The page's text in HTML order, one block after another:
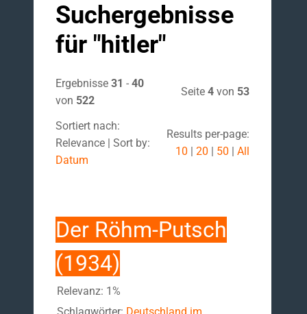
Suchergebnisse
für "hitler"
Ergebnisse 31 - 40
von 522
Seite 4von 53
Sortiert nach:
Relevance | Sort by:
Datum
Results per-page:
10 | 20 | 50 | All
Der Röhm-Putsch
(1934)
Relevanz: 1%